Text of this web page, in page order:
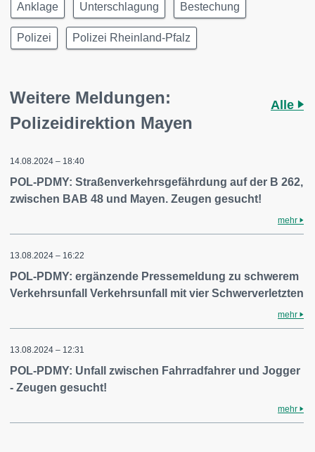
Anklage Unterschlagung Bestechung
Polizei Polizei Rheinland-Pfalz
Weitere Meldungen:
Polizeidirektion Mayen
Alle
14.08.2024 – 18:40
POL-PDMY: Straßenverkehrsgefährdung auf der B 262,
zwischen BAB 48 und Mayen. Zeugen gesucht!
mehr
13.08.2024 – 16:22
POL-PDMY: ergänzende Pressemeldung zu schwerem
Verkehrsunfall Verkehrsunfall mit vier Schwerverletzten
mehr
13.08.2024 – 12:31
POL-PDMY: Unfall zwischen Fahrradfahrer und Jogger
- Zeugen gesucht!
mehr